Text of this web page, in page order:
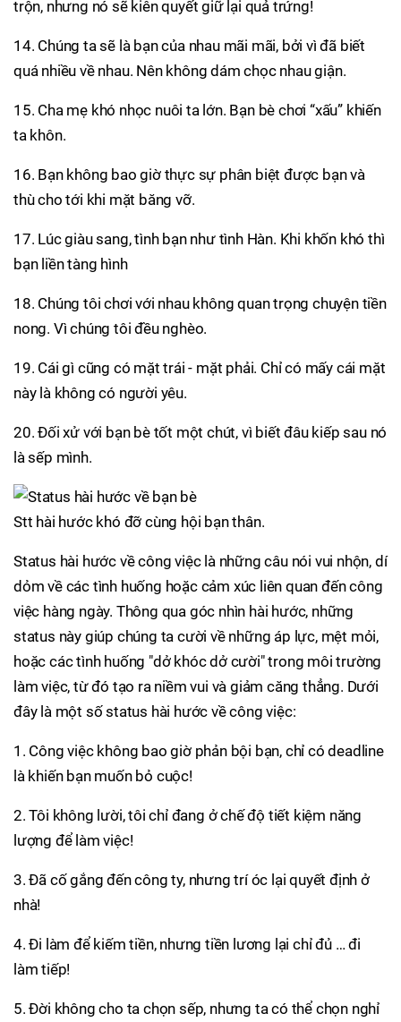
trộn, nhưng nó sẽ kiên quyết giữ lại quả trứng!
14. Chúng ta sẽ là bạn của nhau mãi mãi, bởi vì đã biết
quá nhiều về nhau. Nên không dám chọc nhau giận.
15. Cha mẹ khó nhọc nuôi ta lớn. Bạn bè chơi “xấu” khiến
ta khôn.
16. Bạn không bao giờ thực sự phân biệt được bạn và
thù cho tới khi mặt băng vỡ.
17. Lúc giàu sang, tình bạn như tình Hàn. Khi khốn khó thì
bạn liền tàng hình
18. Chúng tôi chơi với nhau không quan trọng chuyện tiền
nong. Vì chúng tôi đều nghèo.
19. Cái gì cũng có mặt trái - mặt phải. Chỉ có mấy cái mặt
này là không có người yêu.
20. Đối xử với bạn bè tốt một chút, vì biết đâu kiếp sau nó
là sếp mình.
Stt hài hước khó đỡ cùng hội bạn thân.
Status hài hước về công việc là những câu nói vui nhộn, dí
dỏm về các tình huống hoặc cảm xúc liên quan đến công
việc hàng ngày. Thông qua góc nhìn hài hước, những
status này giúp chúng ta cười về những áp lực, mệt mỏi,
hoặc các tình huống "dở khóc dở cười" trong môi trường
làm việc, từ đó tạo ra niềm vui và giảm căng thẳng. Dưới
đây là một số status hài hước về công việc:
1. Công việc không bao giờ phản bội bạn, chỉ có deadline
là khiến bạn muốn bỏ cuộc!
2. Tôi không lười, tôi chỉ đang ở chế độ tiết kiệm năng
lượng để làm việc!
3. Đã cố gắng đến công ty, nhưng trí óc lại quyết định ở
nhà!
4. Đi làm để kiếm tiền, nhưng tiền lương lại chỉ đủ … đi
làm tiếp!
5. Đời không cho ta chọn sếp, nhưng ta có thể chọn nghỉ